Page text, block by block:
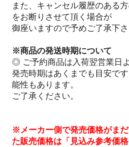
また、キャンセル履歴のある
をお断りさせて頂く場合が
御座いますので予めご了承下さ
※商品の発送時期について
◎ ご予約商品は入荷翌営業日
発売時期はあくまでも目安で
能性もあります。
ご了承ください。
※メーカー側で発売価格がま
た販売価格は「見込み参考価